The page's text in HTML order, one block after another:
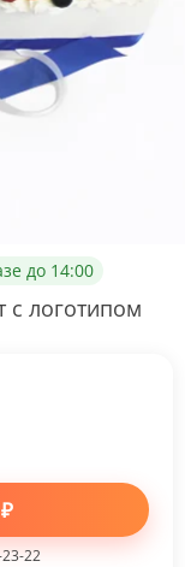
до 14:00
с логотипом
₽
22